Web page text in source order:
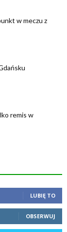
w meczu z
remis w
LUBIĘ TO
OBSERWUJ